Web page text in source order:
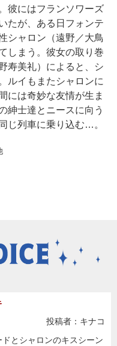
彼にはフランソワーズ
たが、ある日フォンテ
シャロン（遠野／大鳥
しまう。彼女の取り巻
寿美礼）によると、シ
ルイもまたシャロンに
には奇妙な友情が生ま
紳士達とニースに向う
じ列車に乗り込む…。
投稿者：キナコ
とシャロンのキスシーン